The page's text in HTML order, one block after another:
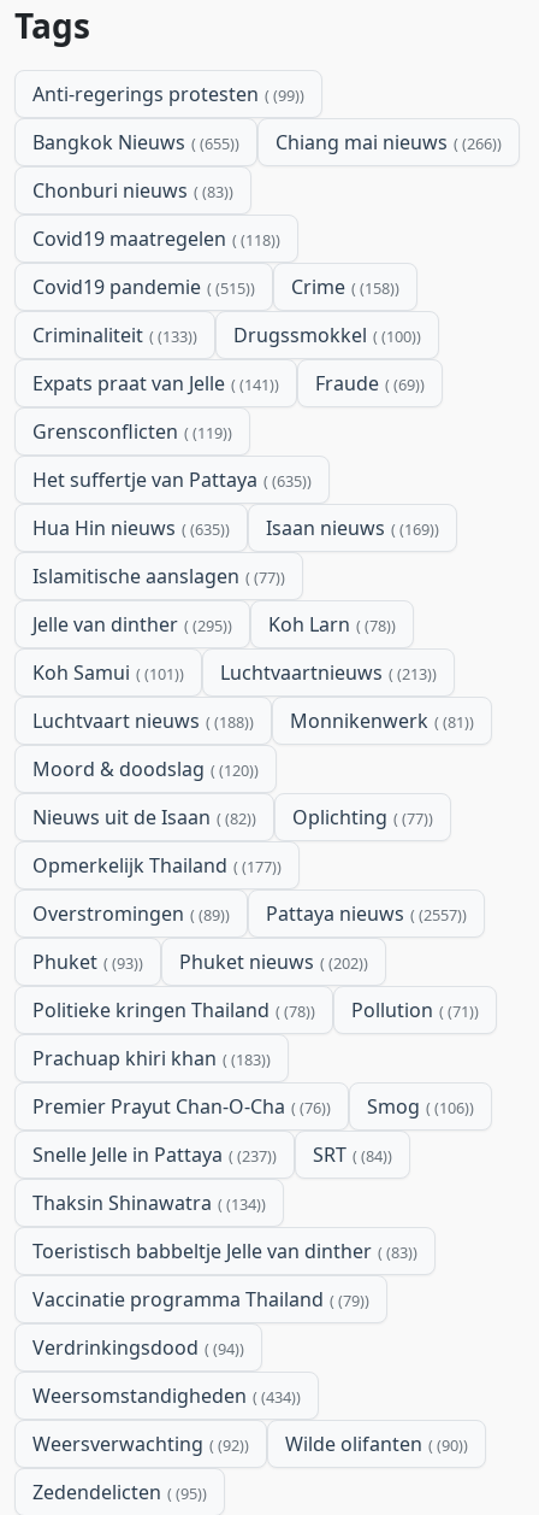
Tags
Anti-regerings protesten (99)
Bangkok Nieuws (655) Chiang mai nieuws (266)
Chonburi nieuws (83)
Covid19 maatregelen (118)
Covid19 pandemie (515) Crime (158)
Criminaliteit (133) Drugssmokkel (100)
Expats praat van Jelle (141) Fraude (69)
Grensconflicten (119)
Het suffertje van Pattaya (635)
Hua Hin nieuws (635) Isaan nieuws (169)
Islamitische aanslagen (77)
Jelle van dinther (295) Koh Larn (78)
Koh Samui (101) Luchtvaartnieuws (213)
Luchtvaart nieuws (188) Monnikenwerk (81)
Moord & doodslag (120)
Nieuws uit de Isaan (82) Oplichting (77)
Opmerkelijk Thailand (177)
Overstromingen (89) Pattaya nieuws (2557)
Phuket (93) Phuket nieuws (202)
Politieke kringen Thailand (78) Pollution (71)
Prachuap khiri khan (183)
Premier Prayut Chan-O-Cha (76) Smog (106)
Snelle Jelle in Pattaya (237) SRT (84)
Thaksin Shinawatra (134)
Toeristisch babbeltje Jelle van dinther (83)
Vaccinatie programma Thailand (79)
Verdrinkingsdood (94)
Weersomstandigheden (434)
Weersverwachting (92) Wilde olifanten (90)
Zedendelicten (95)